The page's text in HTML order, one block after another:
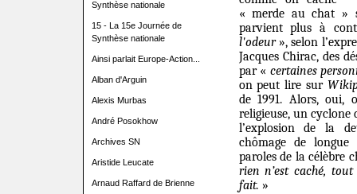
Synthèse nationale
15 - La 15e Journée de
Synthèse nationale
Ainsi parlait Europe-Action...
Alban d'Arguin
Alexis Murbas
André Posokhow
Archives SN
Aristide Leucate
Arnaud Raffard de Brienne
« merde au chat »
parvient plus à
l'odeur», selon
Jacques Chirac, des
par « certaines
on peut lire sur
de 1991. Alors, oui,
religieuse, un
l’explosion de la
chômage de longue
paroles de la célèbre
rien n’est caché,
fait. »